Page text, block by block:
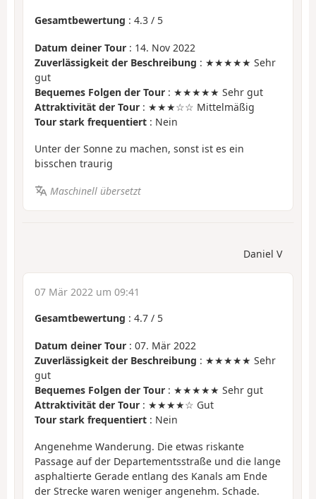
Gesamtbewertung : 4.3 / 5
Datum deiner Tour : 14. Nov 2022
Zuverlässigkeit der Beschreibung : ★★★★★ Sehr
gut
Bequemes Folgen der Tour : ★★★★★ Sehr gut
Attraktivität der Tour : ★★★☆☆ Mittelmäßig
Tour stark frequentiert : Nein
Unter der Sonne zu machen, sonst ist es ein
bisschen traurig
Maschinell übersetzt
Daniel V
07 Mär 2022 um 09:41
Gesamtbewertung : 4.7 / 5
Datum deiner Tour : 07. Mär 2022
Zuverlässigkeit der Beschreibung : ★★★★★ Sehr
gut
Bequemes Folgen der Tour : ★★★★★ Sehr gut
Attraktivität der Tour : ★★★★☆ Gut
Tour stark frequentiert : Nein
Angenehme Wanderung. Die etwas riskante
Passage auf der Departementsstraße und die lange
asphaltierte Gerade entlang des Kanals am Ende
der Strecke waren weniger angenehm. Schade.